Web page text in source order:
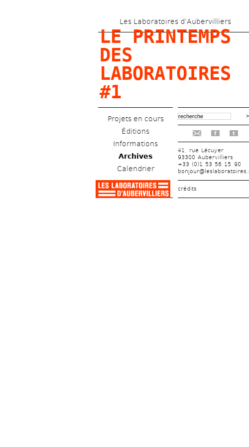
Les Laboratoires d’Aubervilliers
LE PRINTEMPS
DES
LABORATOIRES
#1
Projets en cours
Éditions
Informations
Archives
Calendrier
f t
41, rue Lécuyer
93300 Aubervilliers
+33 (0)1 53 56 15 90
crédits